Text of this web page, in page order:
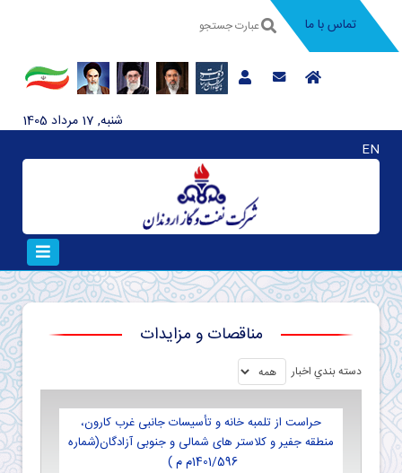
تماس با ما
شنبه, 17 مرداد 1405
EN
مناقصات و مزايدات
دسته بندي اخبار
حراست از تلمبه خانه و تأسیسات جانبی غرب كارون،
منطقه جفیر و كلاستر های شمالی و جنوبی آزادگان(شماره
1401/596م م )